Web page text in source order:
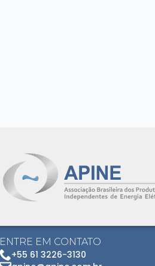
ENTRE EM CONTATO
+55 61 3226-3130